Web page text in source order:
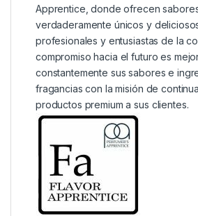
Apprentice, donde ofrecen
verdaderamente únicos y
profesionales y entusiastas de la
compromiso hacia el futuro es
constantemente sus sabores e
fragancias con la misión de
productos premium a sus clientes.